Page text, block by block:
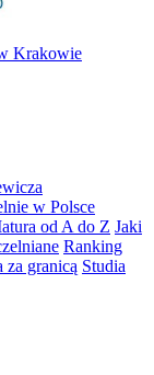
Krakowie
w Polsce
od A do Z Jaki
Ranking
za granicą Studia